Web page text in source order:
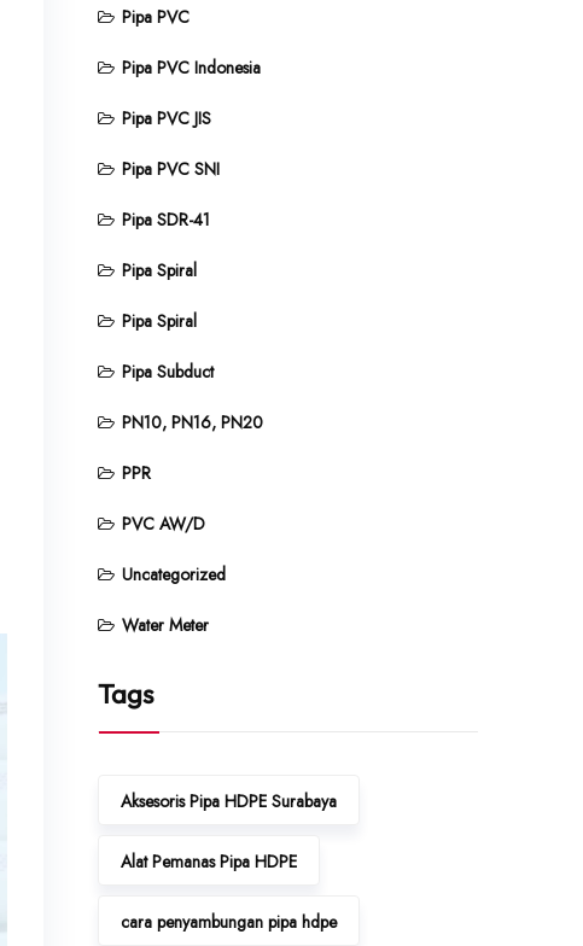
Pipa PVC
Pipa PVC Indonesia
Pipa PVC JIS
Pipa PVC SNI
Pipa SDR-41
Pipa Spiral
Pipa Spiral
Pipa Subduct
PN10, PN16, PN20
PPR
PVC AW/D
Uncategorized
Water Meter
Tags
Aksesoris Pipa HDPE Surabaya
Alat Pemanas Pipa HDPE
cara penyambungan pipa hdpe